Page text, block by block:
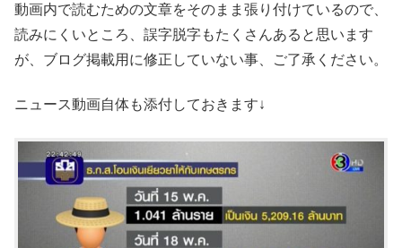
動画内で読むための文章をそのまま張り付けているので、
読みにくいところ、誤字脱字もたくさんあると思います
が、ブログ掲載用に修正していない事、ご了承ください。
ニュース動画自体も添付しておきます↓